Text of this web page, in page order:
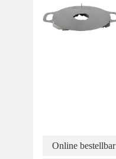
Online bestellbar